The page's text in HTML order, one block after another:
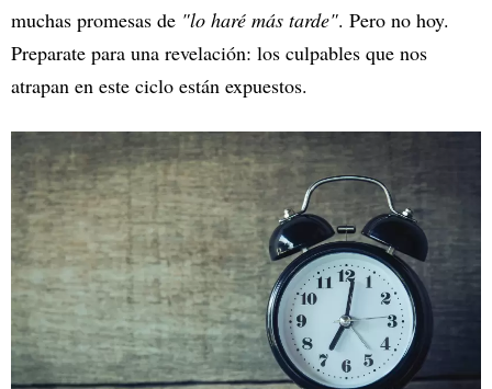
muchas promesas de "lo haré más tarde". Pero no hoy.
Preparate para una revelación: los culpables que nos
atrapan en este ciclo están expuestos.